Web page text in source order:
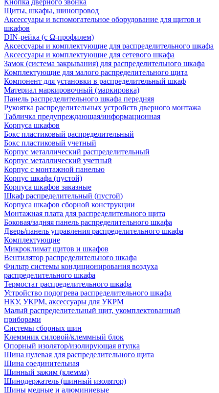
Кнопка дверного звонка
Щиты, шкафы, шинопровод
Аксессуары и вспомогательное оборудование для щитов и
шкафов
DIN-рейка (с Ω-профилем)
Аксессуары и комплектующие для распределительного шкафа
Аксессуары и комплектующие для сетевого шкафа
Замок (система закрывания) для распределительного шкафа
Комплектующие для малого распределительного щита
Компонент для установки в распределительный шкаф
Материал маркировочный (маркировка)
Панель распределительного шкафа передняя
Рукоятка распределительных устройств дверного монтажа
Табличка предупреждающая/информационная
Корпуса шкафов
Бокс пластиковый распределительный
Бокс пластиковый учетный
Корпус металлический распределительный
Корпус металлический учетный
Корпус с монтажной панелью
Корпус шкафа (пустой)
Корпуса шкафов заказные
Шкаф распределительный (пустой)
Корпуса шкафов сборной конструкции
Монтажная плата для распределительного щита
Боковая/задняя панель распределительного шкафа
Дверь/панель управления распределительного шкафа
Комплектующие
Микроклимат щитов и шкафов
Вентилятор распределительного шкафа
Фильтр системы кондиционирования воздуха
распределительного шкафа
Термостат распределительного шкафа
Устройство подогрева распределительного шкафа
НКУ, УКРМ, аксессуары для УКРМ
Малый распределительный щит, укомплектованный
приборами
Системы сборных шин
Клеммник силовой/клеммный блок
Опорный изолятор/изолирующая втулка
Шина нулевая для распределительного щита
Шина соединительная
Шинный зажим (клемма)
Шинодержатель (шинный изолятор)
Шины медные и алюминиевые